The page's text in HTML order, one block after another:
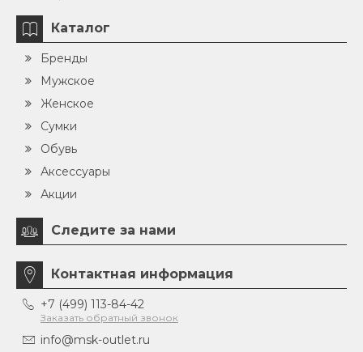
Каталог
Бренды
Мужское
Женское
Сумки
Обувь
Аксессуары
Акции
Следите за нами
Контактная информация
+7 (499) 113-84-42
Заказать обратный звонок
info@msk-outlet.ru